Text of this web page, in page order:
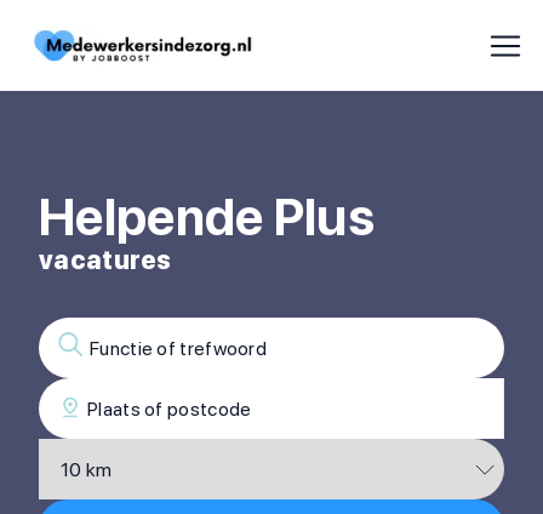
Helpende Plus
vacatures